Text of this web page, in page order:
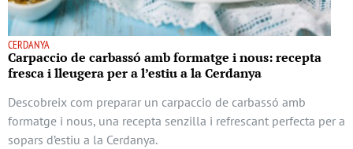
CERDANYA
Carpaccio de carbassó amb formatge i nous: recepta
fresca i lleugera per a l’estiu a la Cerdanya
Descobreix com preparar un carpaccio de carbassó amb
formatge i nous, una recepta senzilla i refrescant perfecta per a
sopars d’estiu a la Cerdanya.